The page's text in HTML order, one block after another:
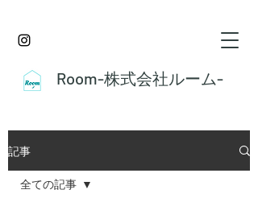
Room-株式会社ルーム-
記事
全ての記事